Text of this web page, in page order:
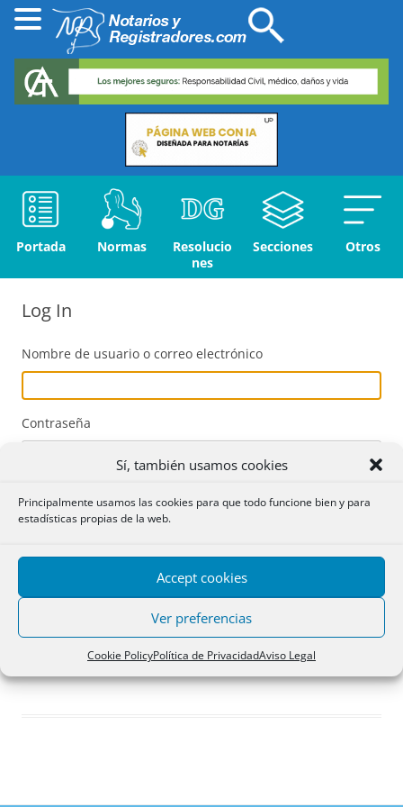
Sí, también usamos cookies
Principalmente usamos las cookies para que todo funcione bien y para
estadísticas propias de la web.
Accept cookies
Ver preferencias
Cookie PolicyPolítica de PrivacidadAviso Legal
Portada Normas
Resolucio
nes
Secciones Otros
Log In
Nombre de usuario o correo electrónico
Contraseña
Acceder
Registro
¿Has olvidado tu contraseña?